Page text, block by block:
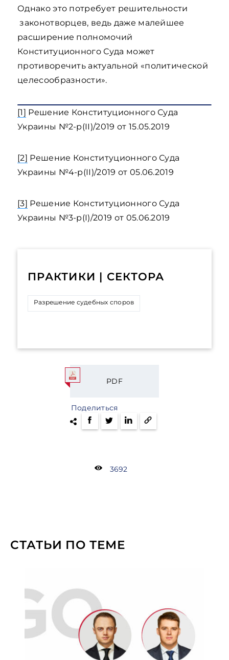
Однако это потребует решительности
законотворцев, ведь даже малейшее
расширение полномочий
Конституционного Суда может
противоречить актуальной «политической
целесообразности».
[1] Решение Конституционного Суда
Украины №2-р(II)/2019 от 15.05.2019
[2] Решение Конституционного Суда
Украины №4-р(II)/2019 от 05.06.2019
[3] Решение Конституционного Суда
Украины №3-р(I)/2019 от 05.06.2019
ПРАКТИКИ | СЕКТОРА
Разрешение судебных споров
PDF
Поделиться
3692
СТАТЬИ ПО ТЕМЕ